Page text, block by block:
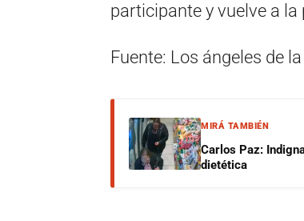
participante y vuelve a la
Fuente: Los ángeles de
MIRÁ TAMBIÉN
Carlos Paz:
dietética